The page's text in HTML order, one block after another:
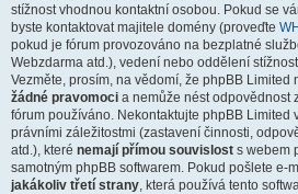
stížnost vhodnou kontaktní osobou. Pokud se
byste kontaktovat majitele domény (proveďte
pokud je fórum provozováno na bezplatné
Webzdarma atd.), vedení nebo oddělení
Vezměte, prosím, na vědomí, že phpBB Limited
žádné pravomoci a nemůže nést odpovědnost
fórum používáno. Nekontaktujte phpBB Limited
právními záležitostmi (zastavení činnosti,
atd.), které nemají přímou souvislost s webem
samotným phpBB softwarem. Pokud pošlete e-
jakákoliv třetí strany, která používá tento